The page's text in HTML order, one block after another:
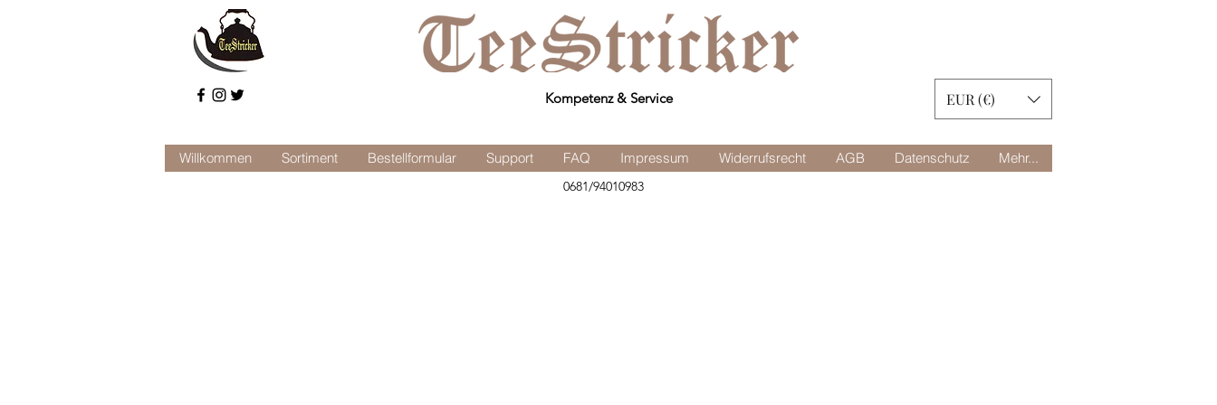
Kompetenz & Service EUR (€)
Willkommen Sortiment Bestellformular Support FAQ Impressum Widerrufsrecht AGB Datenschutz Mehr...
0681/94010983